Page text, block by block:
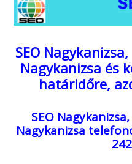
SEO
Nagykanizsa és
határidőre,
SEO
Nagykanizsa